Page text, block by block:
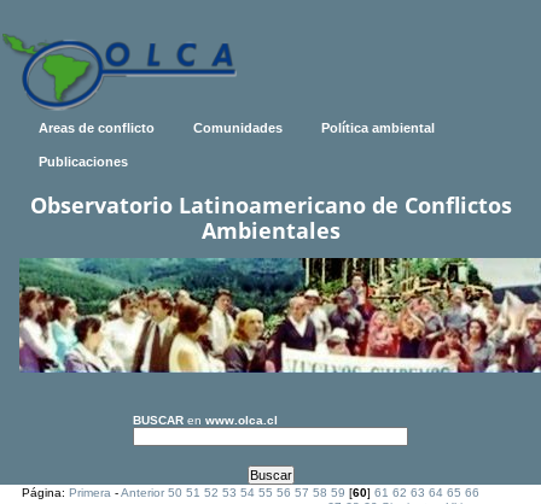
Areas de conflicto Comunidades Política ambiental
Publicaciones
Observatorio Latinoamericano de Conflictos
Ambientales
BUSCAR en www.olca.cl
Página:Primera -Anterior 50 51 52 53 54 55 56 57 58 59 [60]61 62 63 64 65 66